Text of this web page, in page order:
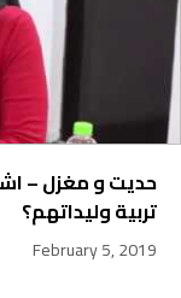
حديت و مغزل –
تربية وليداتهم؟
February 5, 2019